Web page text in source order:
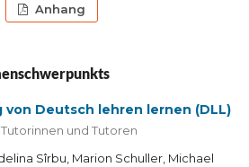
Anhang
von Deutsch lehren lernen (DLL)
und Tutoren
Sîrbu, Marion Schuller, Michael